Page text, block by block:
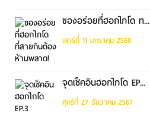
ของอร่อยที่ฮอกไกโด ท...
เสาร์ที่ 11 มกราคม 2568
จุดเช็คอินฮอกไกโด EP...
ศุกร์ที่ 27 ธันวาคม 2567